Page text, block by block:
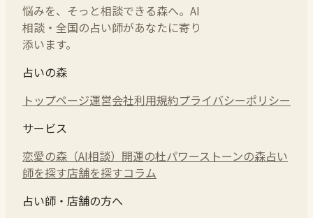
悩みを、そっと相談できる森へ。AI
相談・全国の占い師があなたに寄り
添います。
占いの森
トップページ運営会社利用規約プライバシーポリシー
サービス
恋愛の森（AI相談） 開運の杜パワーストーンの森占い
師を探す店舗を探すコラム
占い師・店舗の方へ